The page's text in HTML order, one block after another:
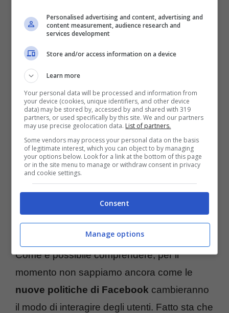
ad un’eventuale verifica. Gli utenti, allo
stesso tempo, potranno contattare i creatori
del messaggio, sottolineando come
quest’ultimo riporti una falsa notizia.
Se la notizia verrà riconosciuta come falsa,
Facebookprovvederà ponendo unavviso
in cui si sottolinea come il
post sia
consideratonon affidabile. Di conseguenza,
il social network ha cambiato anche alcune
comunicazione sponsorizzata di notizie
false.
Come è possibile comprendere, per il
momento non sappiamo ancora come le
nuove politiche di Facebook cambieranno
il modo di interagire degli utenti. Fatto sta che
Personalised advertising and content, advertising and
content measurement, audience research and
services development
Store and/or access information on a device
Learn more
Your personal data will be processed and information from
your device (cookies, unique identifiers, and other device
data) may be stored by, accessed by and shared with 319
partners, or used specifically by this site. We and our partners
may use precise geolocation data. List of partners.
Some vendors may process your personal data on the basis
of legitimate interest, which you can object to by managing
your options below. Look for a link at the bottom of this page
or in the site menu to manage or withdraw consent in privacy
and cookie settings.
Consent
Manage options